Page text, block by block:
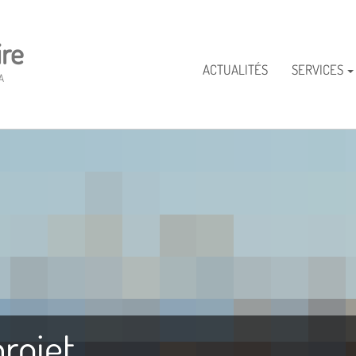
ACTUALITÉS SERVICES